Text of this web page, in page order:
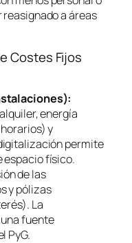
reasignado a áreas
Costes Fijos
energía
y
permite
espacio físico.
de las
y pólizas
La
fuente
PyG.